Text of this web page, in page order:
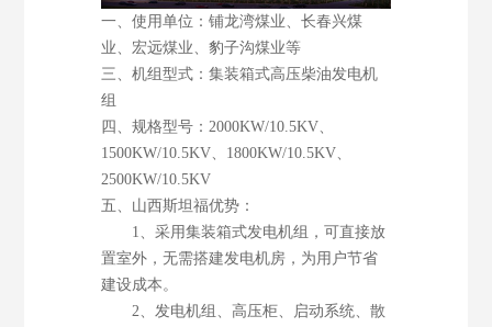
一、使用单位：铺龙湾煤业、长春兴煤
业、宏远煤业、豹子沟煤业等
三、机组型式：集装箱式高压柴油发电机
组
四、规格型号：2000KW/10.5KV、
1500KW/10.5KV、1800KW/10.5KV、
2500KW/10.5KV
五、山西斯坦福优势：
1、采用集装箱式发电机组，可直接放
置室外，无需搭建发电机房，为用户节省
建设成本。
2、发电机组、高压柜、启动系统、散